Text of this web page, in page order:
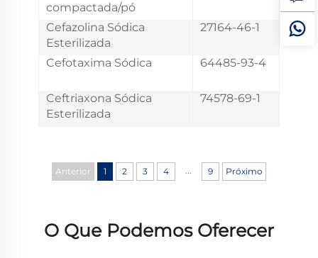
compactada/pó
Cefazolina Sódica
Esterilizada
27164-46-1
Cefotaxima Sódica 64485-93-4
Ceftriaxona Sódica
Esterilizada
74578-69-1
Anterior 1 2 3 4 ... 9 Próximo
O Que Podemos Oferecer